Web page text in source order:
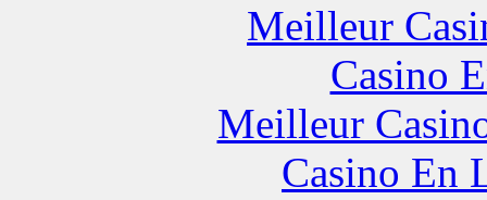
Meilleur
Casino
Meilleur
Casino En